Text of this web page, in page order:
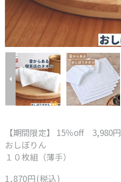
【期間限定】 15％off 3,980
おしぼりん
１０枚組（薄手）
1,870円(税込)